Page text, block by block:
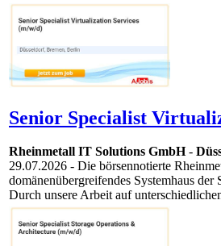
Senior Specialist
Rheinmetall IT Solutions GmbH-
29.07.2026 - Die börsennotierte
domänenübergreifendes Systemhaus
Durch unsere Arbeit auf